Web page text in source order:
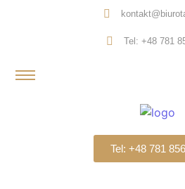
Tel: +48 781
Tel: +48 781